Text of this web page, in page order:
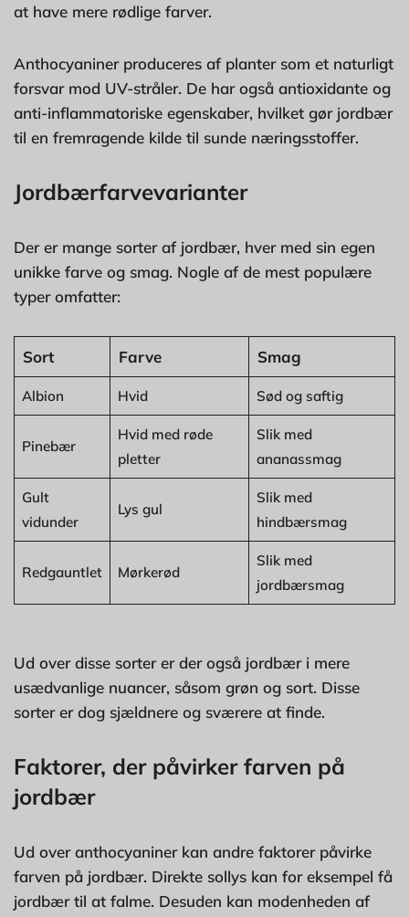
at have mere rødlige farver.
Anthocyaniner produceres af planter som et naturligt
forsvar mod UV-stråler. De har også antioxidante og
anti-inflammatoriske egenskaber, hvilket gør jordbær
til en fremragende kilde til sunde næringsstoffer.
Jordbærfarvevarianter
Der er mange sorter af jordbær, hver med sin egen
unikke farve og smag. Nogle af de mest populære
typer omfatter:
Sort Farve Smag
Albion Hvid Sød og saftig
Pinebær
Hvid med røde
pletter
Slik med
ananassmag
Gult
vidunder
Lys gul
Slik med
hindbærsmag
Redgauntlet Mørkerød
Slik med
jordbærsmag
Ud over disse sorter er der også jordbær i mere
usædvanlige nuancer, såsom grøn og sort. Disse
sorter er dog sjældnere og sværere at finde.
Faktorer, der påvirker farven på
jordbær
Ud over anthocyaniner kan andre faktorer påvirke
farven på jordbær. Direkte sollys kan for eksempel få
jordbær til at falme. Desuden kan modenheden af